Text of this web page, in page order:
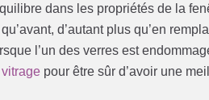
dans les propriétés de la
d’autant plus qu’en
l’un des verres est
pour être sûr d’avoir une